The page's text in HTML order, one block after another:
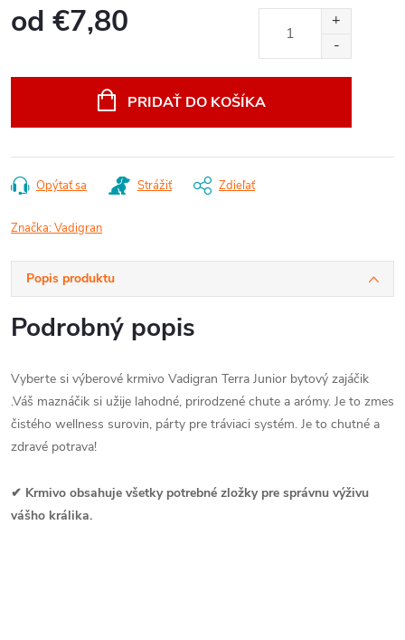
od €7,80
PRIDAŤ DO KOŠÍKA
Opýtať sa Strážiť Zdieľať
Značka:Vadigran
Popis produktu
Podrobný popis
Vyberte si výberové krmivo Vadigran Terra Junior bytový zajáčik
.Váš maznáčik si užije lahodné, prirodzené chute a arómy. Je to zmes
čistého wellness surovin, párty pre tráviaci systém. Je to chutné a
zdravé potrava!
✔ Krmivo obsahuje všetky potrebné zložky pre správnu výživu
vášho králika.